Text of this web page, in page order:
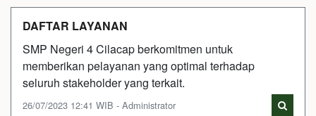
DAFTAR LAYANAN
SMP Negeri 4 Cilacap berkomitmen untuk
memberikan pelayanan yang optimal terhadap
seluruh stakeholder yang terkait.
26/07/2023 12:41 WIB - Administrator